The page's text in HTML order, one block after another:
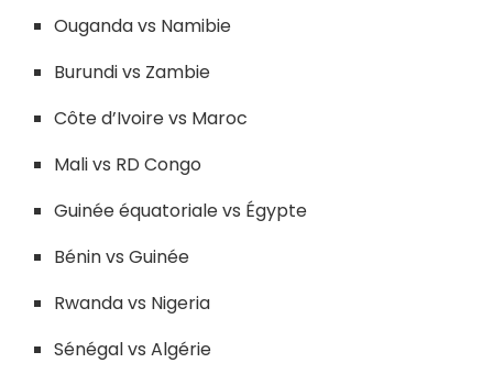
Ouganda vs Namibie
Burundi vs Zambie
Côte d’Ivoire vs Maroc
Mali vs RD Congo
Guinée équatoriale vs Égypte
Bénin vs Guinée
Rwanda vs Nigeria
Sénégal vs Algérie